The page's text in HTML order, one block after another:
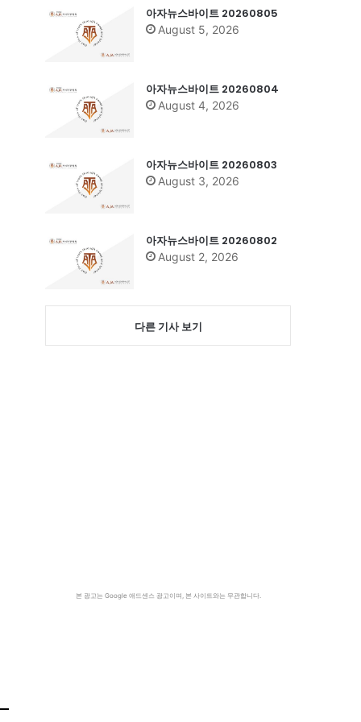
아자뉴스바이트 20260805
August 5, 2026
아자뉴스바이트 20260804
August 4, 2026
아자뉴스바이트 20260803
August 3, 2026
아자뉴스바이트 20260802
August 2, 2026
다른 기사 보기
본 광고는 Google 애드센스 광고이며, 본 사이트와는 무관합니다.